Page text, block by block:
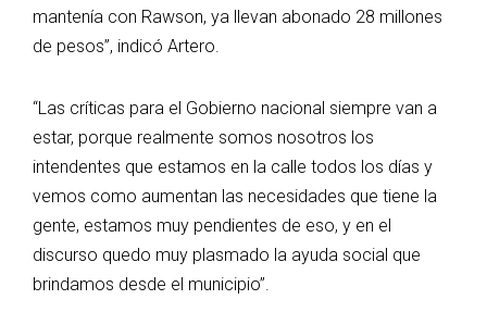
mantenía con Rawson, ya llevan abonado 28 millones
de pesos”, indicó Artero.
“Las críticas para el Gobierno nacional siempre van a
estar, porque realmente somos nosotros los
intendentes que estamos en la calle todos los días y
vemos como aumentan las necesidades que tiene la
gente, estamos muy pendientes de eso, y en el
discurso quedo muy plasmado la ayuda social que
brindamos desde el municipio”.